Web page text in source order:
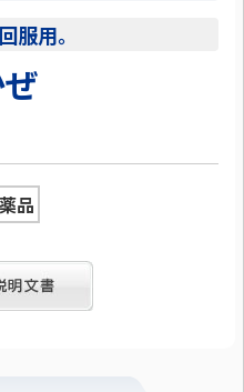
服用。
品